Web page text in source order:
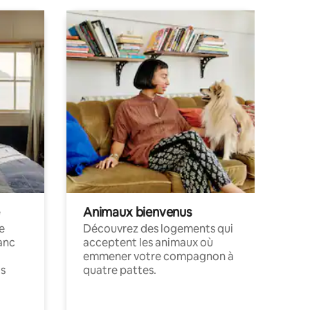
Animaux bienvenus
Découvrez des logements qui
acceptent les animaux où
emmener votre compagnon à
quatre pattes.